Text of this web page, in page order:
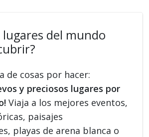
lugares del mundo
de cosas por hacer:
y preciosos lugares por
Viaja a los mejores eventos,
paisajes
playas de arena blanca o